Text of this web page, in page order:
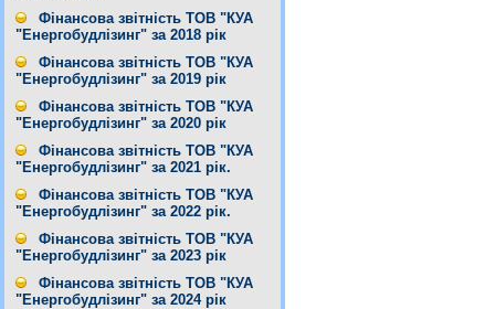
Фінансова звітність ТОВ "КУА
"Енергобудлізинг" за 2018 рік
Фінансова звітність ТОВ "КУА
"Енергобудлізинг" за 2019 рік
Фінансова звітність ТОВ "КУА
"Енергобудлізинг" за 2020 рік
Фінансова звітність ТОВ "КУА
"Енергобудлізинг" за 2021 рік.
Фінансова звітність ТОВ "КУА
"Енергобудлізинг" за 2022 рік.
Фінансова звітність ТОВ "КУА
"Енергобудлізинг" за 2023 рік
Фінансова звітність ТОВ "КУА
"Енергобудлізинг" за 2024 рік